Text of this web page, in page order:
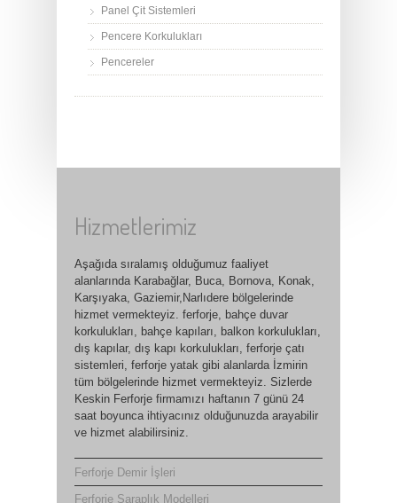
Panel Çit Sistemleri
Pencere Korkulukları
Pencereler
Hizmetlerimiz
Aşağıda sıralamış olduğumuz faaliyet
alanlarında Karabağlar, Buca, Bornova, Konak,
Karşıyaka, Gaziemir,Narlıdere bölgelerinde
hizmet vermekteyiz. ferforje, bahçe duvar
korkulukları, bahçe kapıları, balkon korkulukları,
dış kapılar, dış kapı korkulukları, ferforje çatı
sistemleri, ferforje yatak gibi alanlarda İzmirin
tüm bölgelerinde hizmet vermekteyiz. Sizlerde
Keskin Ferforje firmamızı haftanın 7 günü 24
saat boyunca ihtiyacınız olduğunuzda arayabilir
ve hizmet alabilirsiniz.
Ferforje Demir İşleri
Ferforje Şaraplık Modelleri